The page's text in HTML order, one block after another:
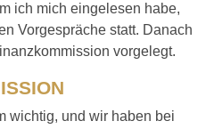
ich mich eingelesen habe,
Vorgespräche statt. Danach
vorgelegt.
wichtig, und wir haben bei